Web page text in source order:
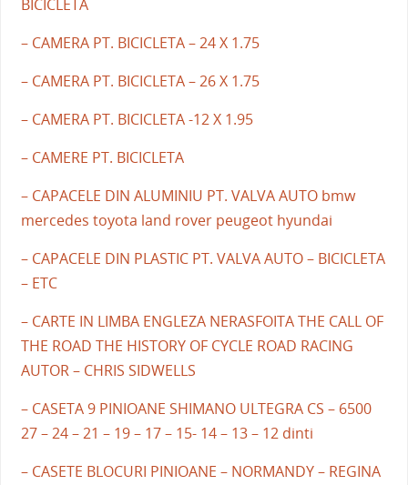
BICICLETA
– CAMERA PT. BICICLETA – 24 X 1.75
– CAMERA PT. BICICLETA – 26 X 1.75
– CAMERA PT. BICICLETA -12 X 1.95
– CAMERE PT. BICICLETA
– CAPACELE DIN ALUMINIU PT. VALVA AUTO bmw
mercedes toyota land rover peugeot hyundai
– CAPACELE DIN PLASTIC PT. VALVA AUTO – BICICLETA
– ETC
– CARTE IN LIMBA ENGLEZA NERASFOITA THE CALL OF
THE ROAD THE HISTORY OF CYCLE ROAD RACING
AUTOR – CHRIS SIDWELLS
– CASETA 9 PINIOANE SHIMANO ULTEGRA CS – 6500
27 – 24 – 21 – 19 – 17 – 15- 14 – 13 – 12 dinti
– CASETE BLOCURI PINIOANE – NORMANDY – REGINA